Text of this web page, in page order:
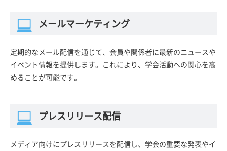
メールマーケティング
定期的なメール配信を通じて、会員や関係者に最新のニュースや
イベント情報を提供します。これにより、学会活動への関心を高
めることが可能です。
プレスリリース配信
メディア向けにプレスリリースを配信し、学会の重要な発表やイ